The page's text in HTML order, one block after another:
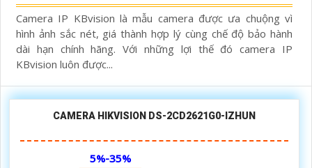
Camera IP KBvision là mẫu camera được ưa chuộng vì
hình ảnh sắc nét, giá thành hợp lý cùng chế độ bảo hành
dài hạn chính hãng. Với những lợi thế đó camera IP
KBvision luôn được...
CAMERA HIKVISION DS-2CD2621G0-IZHUN
5%-35%